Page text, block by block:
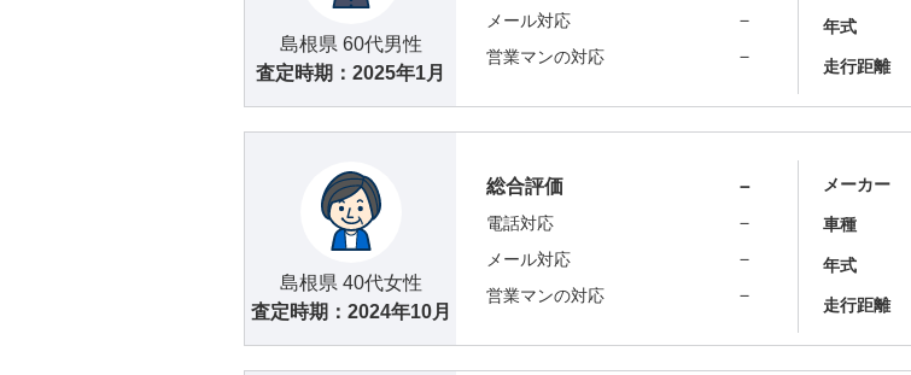
島根県 60代男性
査定時期： 2025年1月
メール対応 －
営業マンの対応 －
年式
走行距離
島根県 40代女性
査定時期： 2024年10月
総合評価 －
電話対応 －
メール対応 －
営業マンの対応 －
メーカー
車種
年式
走行距離